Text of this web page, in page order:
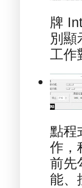
牌
別顯
工作
點程
作，
前先
能、